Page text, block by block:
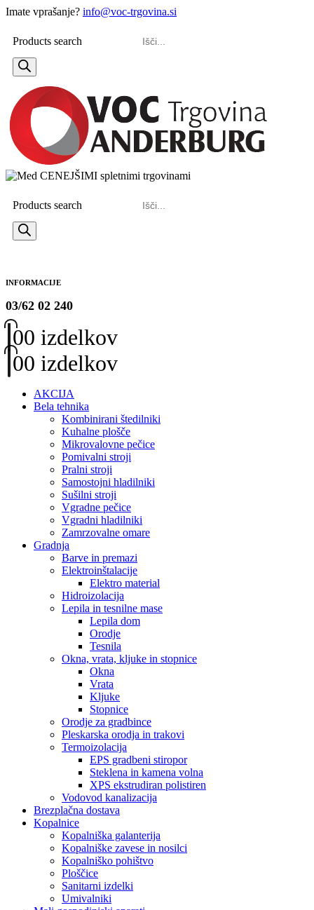
Imate vprašanje? info@voc-trgovina.si
Products search
Products search
INFORMACIJE
03/62 02 240
00 izdelkov
00 izdelkov
AKCIJA
Bela tehnika
Kombinirani štedilniki
Kuhalne plošče
Mikrovalovne pečice
Pomivalni stroji
Pralni stroji
Samostojni hladilniki
Sušilni stroji
Vgradne pečice
Vgradni hladilniki
Zamrzovalne omare
Gradnja
Barve in premazi
Elektroinštalacije
Elektro material
Hidroizolacija
Lepila in tesnilne mase
Lepila dom
Orodje
Tesnila
Okna, vrata, kljuke in stopnice
Okna
Vrata
Kljuke
Stopnice
Orodje za gradbince
Pleskarska orodja in trakovi
Termoizolacija
EPS gradbeni stiropor
Steklena in kamena volna
XPS ekstrudiran polistiren
Vodovod kanalizacija
Brezplačna dostava
Kopalnice
Kopalniška galanterija
Kopalniške zavese in nosilci
Kopalniško pohištvo
Ploščice
Sanitarni izdelki
Umivalniki